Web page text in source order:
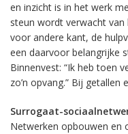
en inzicht is in het werk
steun wordt verwacht
voor andere kant, de
een daarvoor belangrijke
Binnenvest: “Ik heb toen
zo’n opvang.” Bij
Surrogaat-
Netwerken opbouwen en